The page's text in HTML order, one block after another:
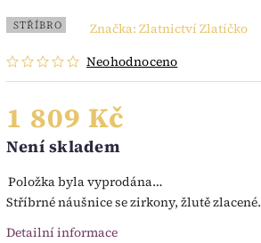
STŘÍBRO
Neohodnoceno
Značka: Zlatnictví Zlatíčko
1 809 Kč
Není skladem
Položka byla vyprodána…
Stříbrné náušnice se zirkony, žlutě zlacené.
Detailní informace